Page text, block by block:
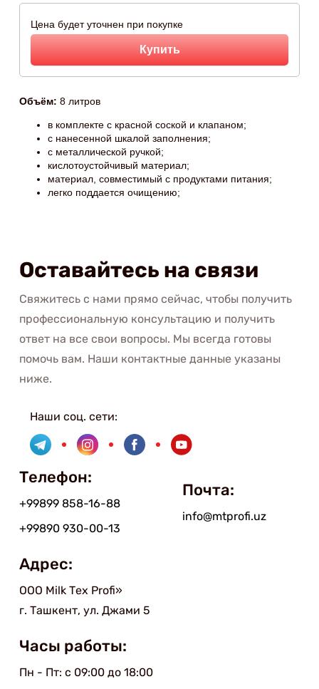
Цена будет уточнен при покупке
Купить
Объём: 8 литров
в комплекте с красной соской и клапаном;
с нанесенной шкалой заполнения;
с металлической ручкой;
кислотоустойчивый материал;
материал, совместимый с продуктами питания;
легко поддается очищению;
Оставайтесь на связи
Свяжитесь с нами прямо сейчас, чтобы получить
профессиональную консультацию и получить
ответ на все свои вопросы. Мы всегда готовы
помочь вам. Наши контактные данные указаны
ниже.
Наши соц. сети:
Телефон:
+99899 858-16-88
+99890 930-00-13
Почта:
info@mtprofi.uz
Адрес:
ООО Мilk Тex Рrofi»
г. Ташкент, ул. Джами 5
Часы работы:
Пн - Пт: с 09:00 до 18:00